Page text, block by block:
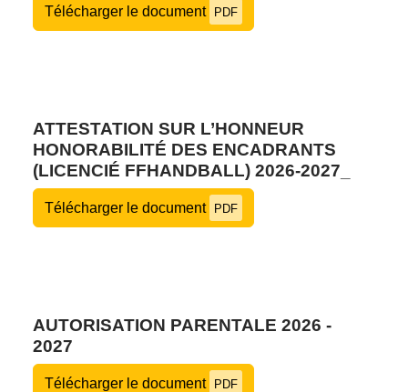
Télécharger le document PDF
ATTESTATION SUR L’HONNEUR
HONORABILITÉ DES ENCADRANTS
(LICENCIÉ FFHANDBALL) 2026-2027_
Télécharger le document PDF
AUTORISATION PARENTALE 2026 -
2027
Télécharger le document PDF